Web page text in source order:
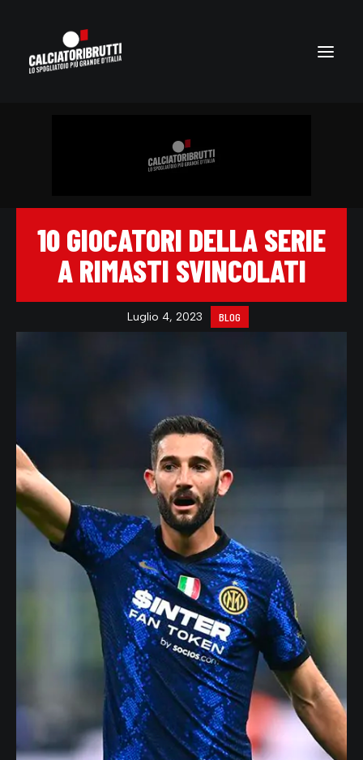
10 GIOCATORI DELLA SERIE
A RIMASTI SVINCOLATI
Luglio 4, 2023 BLOG